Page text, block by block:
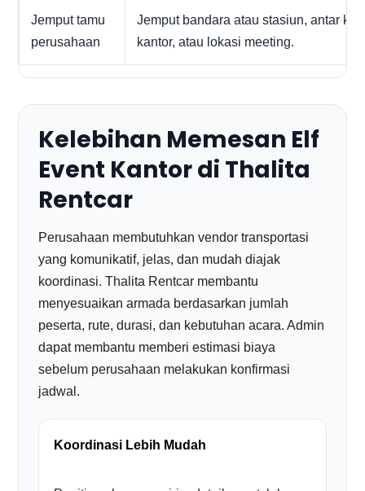
Jemput tamu
perusahaan
Jemput bandara atau stasiun, antar ke
kantor, atau lokasi meeting.
Kelebihan Memesan Elf
Event Kantor di Thalita
Rentcar
Perusahaan membutuhkan vendor transportasi
yang komunikatif, jelas, dan mudah diajak
koordinasi. Thalita Rentcar membantu
menyesuaikan armada berdasarkan jumlah
peserta, rute, durasi, dan kebutuhan acara. Admin
dapat membantu memberi estimasi biaya
sebelum perusahaan melakukan konfirmasi
jadwal.
Koordinasi Lebih Mudah